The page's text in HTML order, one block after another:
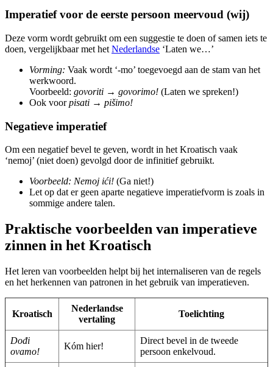
Imperatief voor de eerste persoon meervoud (wij)
Deze vorm wordt gebruikt om een suggestie te doen of samen iets te
doen, vergelijkbaar met het Nederlandse ‘Laten we…’
Vorming: Vaak wordt ‘-mo’ toegevoegd aan de stam van het
werkwoord.
Voorbeeld: govoriti → govorimo! (Laten we spreken!)
Ook voorpisati → pišimo!
Negatieve imperatief
Om een negatief bevel te geven, wordt in het Kroatisch vaak
‘nemoj’ (niet doen) gevolgd door de infinitief gebruikt.
Voorbeeld: Nemoj ići! (Ga niet!)
Let op dat er geen aparte negatieve imperatiefvorm is zoals in
sommige andere talen.
Praktische voorbeelden van imperatieve
zinnen in het Kroatisch
Het leren van voorbeelden helpt bij het internaliseren van de regels
en het herkennen van patronen in het gebruik van imperatieven.
Kroatisch
Nederlandse
vertaling
Toelichting
Dođi
ovamo!
Kóm hier!
Direct bevel in de tweede
persoon enkelvoud.